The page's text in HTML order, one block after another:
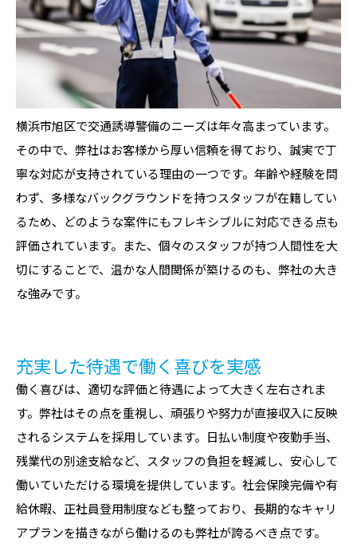
横浜市旭区で交通誘導警備のニーズは年々高まっています。
その中で、弊社はお客様から厚い信頼を得ており、誠実で丁
寧な対応が支持されている理由の一つです。年齢や経験を問
わず、多様なバックグラウンドを持つスタッフが在籍してい
るため、どのような案件にもフレキシブルに対応できる点も
評価されています。また、個々のスタッフが持つ人間性を大
切にすることで、温かな人間関係が築けるのも、弊社の大き
な強みです。
充実した待遇で働く喜びを実感
働く喜びは、適切な評価と待遇によって大きく左右されま
す。弊社はその点を重視し、頑張りや努力が直接収入に反映
されるシステムを採用しています。日払い制度や夜勤手当、
残業代の別途支給など、スタッフの負担を軽減し、安心して
働いていただける環境を提供しています。社会保険完備や有
給休暇、正社員登用制度なども整っており、長期的なキャリ
アプランを描きながら働けるのも弊社が誇るべき点です。